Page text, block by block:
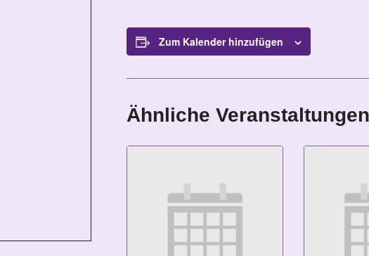
Zum Kalender hinzufügen
Ähnliche Veranstaltungen